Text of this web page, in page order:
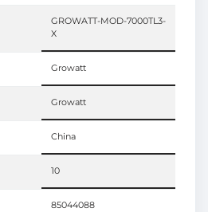
GROWATT-MOD-7000TL3-
X
Growatt
Growatt
China
10
85044088